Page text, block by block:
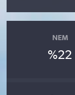
NEM
%22